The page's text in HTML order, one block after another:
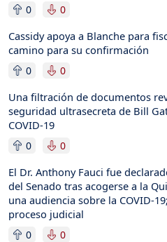
0 0
Cassidy apoya a Blanche para
camino para su confirmación
0 0
Una filtración de documentos
seguridad ultrasecreta de Bill
COVID-19
0 0
El Dr. Anthony Fauci fue
del Senado tras acogerse a la
una audiencia sobre la COVID-
proceso judicial
0 0